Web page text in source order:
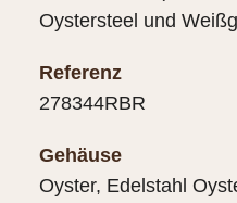
Oystersteel und
Referenz
278344RBR
Gehäuse
Oyster, Edelstahl